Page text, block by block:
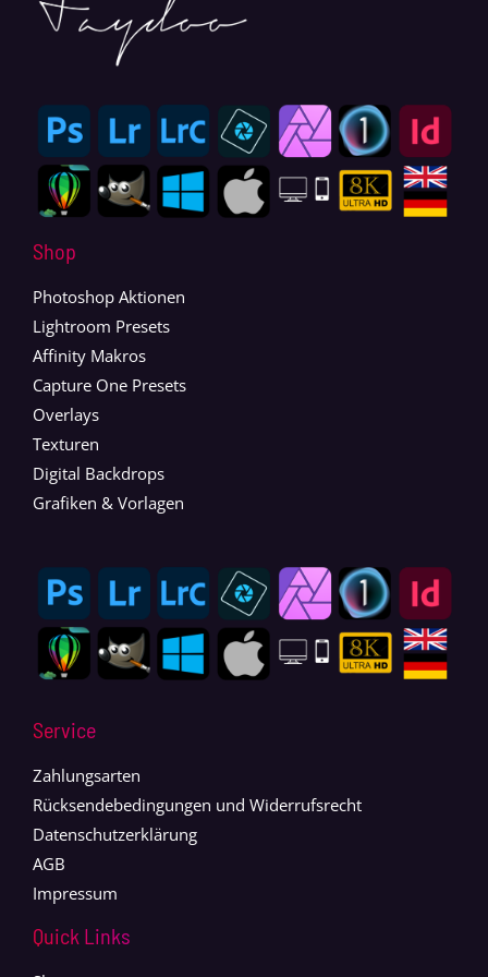
Shop
Photoshop Aktionen
Lightroom Presets
Affinity Makros
Capture One Presets
Overlays
Texturen
Digital Backdrops
Grafiken & Vorlagen
Service
Zahlungsarten
Rücksendebedingungen und Widerrufsrecht
Datenschutzerklärung
AGB
Impressum
Quick Links